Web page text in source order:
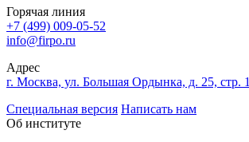
Горячая линия
+7 (499) 009-05-52
info@firpo.ru
Адрес
г. Москва, ул. Большая Ордынка, д. 25, стр. 1
Специальная версия Написать нам
Об институте